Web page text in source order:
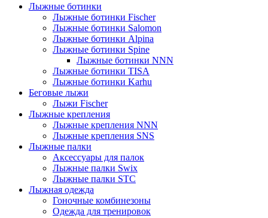
Лыжные ботинки
Лыжные ботинки Fischer
Лыжные ботинки Salomon
Лыжные ботинки Alpina
Лыжные ботинки Spine
Лыжные ботинки NNN
Лыжные ботинки TISA
Лыжные ботинки Karhu
Беговые лыжи
Лыжи Fischer
Лыжные крепления
Лыжные крепления NNN
Лыжные крепления SNS
Лыжные палки
Аксессуары для палок
Лыжные палки Swix
Лыжные палки STC
Лыжная одежда
Гоночные комбинезоны
Одежда для тренировок